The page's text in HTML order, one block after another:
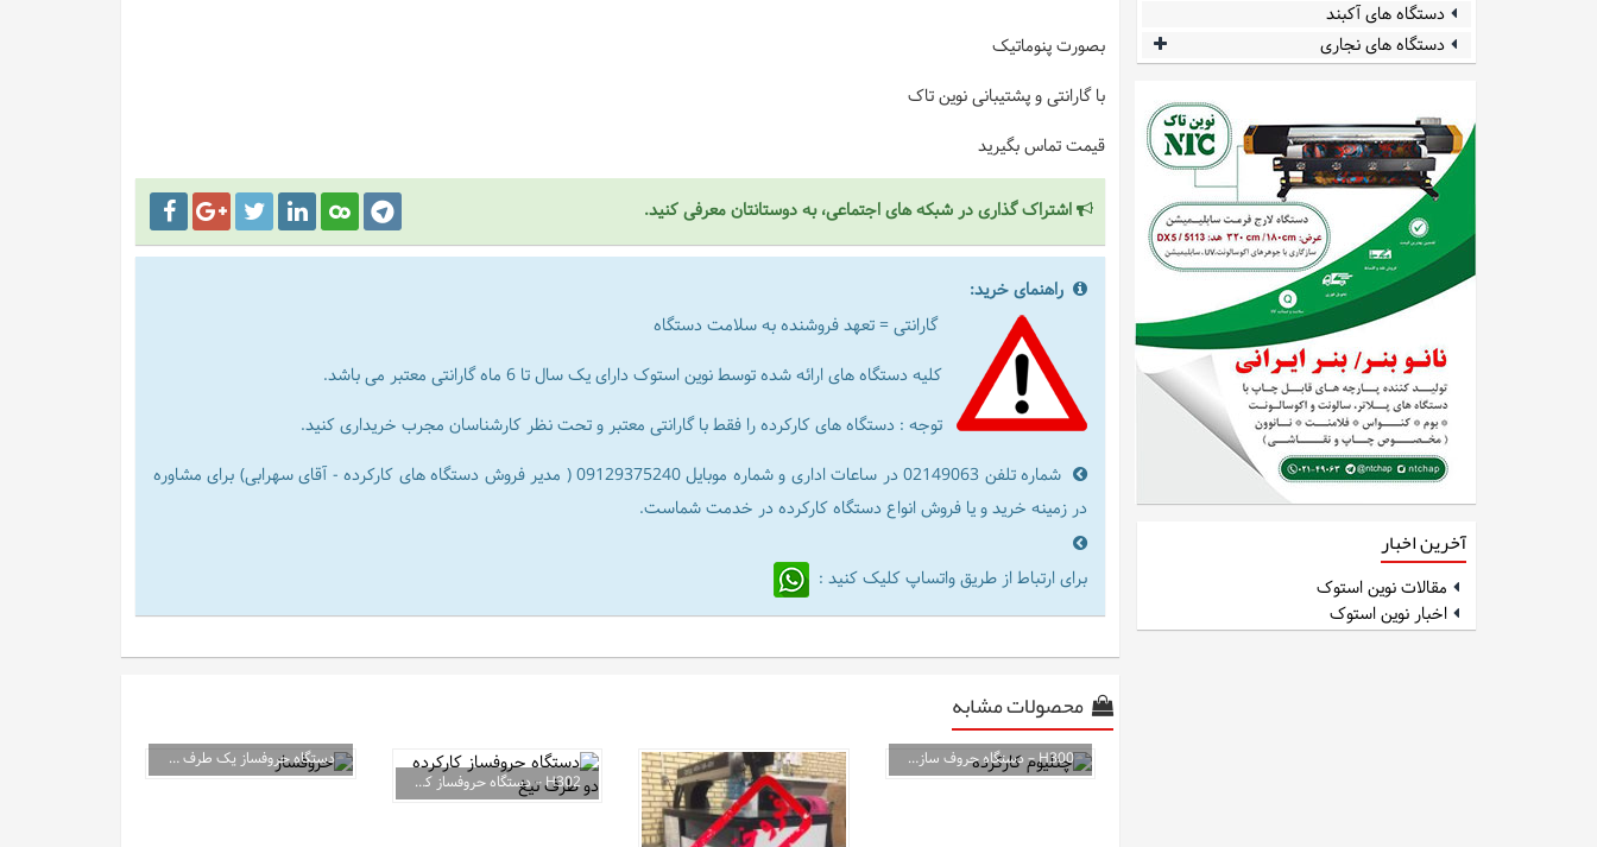
بصورت پنوماتیک
با گارانتی و پشتیبانی نوین تاک
قیمت تماس بگیرید
اشتراک گذاری در شبکه های اجتماعی، به دوستانتان معرفی کنید.
راهنمای خرید:
گارانتی = تعهد فروشنده به سلامت دستگاه
کلیه دستگاه های ارائه شده توسط نوین استوک دارای یک سال تا 6 ماه گارانتی معتبر می باشد.
توجه : دستگاه های کارکرده را فقط با گارانتی معتبر و تحت نظر کارشناسان مجرب خریداری کنید.
شماره تلفن 02149063 در ساعات اداری و شماره موبایل 09129375240 ( مدیر فروش دستگاه های کارکرده - آقای سهرابی) برای مشاوره
در زمینه خرید و یا فروش انواع دستگاه کارکرده در خدمت شماست.
برای ارتباط از طریق واتساپ کلیک کنید :
محصولات مشابه
H300 – دستگاه حروف ساز چنلیوم کارکرده
H302 – دستگاه حروفساز کارکرده دو طرف تیغ
دستگاه حروفساز یک طرف تیغ
دستگاه های آکبند
دستگاه های نجاری
آخرین اخبار
مقالات نوین استوک
اخبار نوین استوک